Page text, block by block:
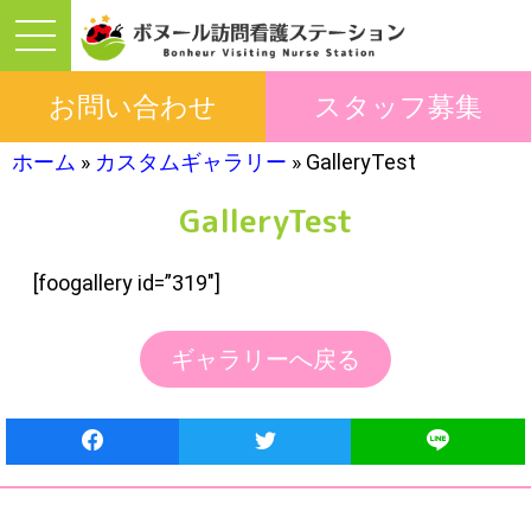
お問い合わせ スタッフ募集
ホーム » カスタムギャラリー » GalleryTest
GalleryTest
[foogallery id=”319″]
ギャラリーへ戻る